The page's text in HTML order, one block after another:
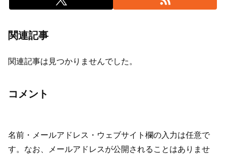
関連記事
関連記事は見つかりませんでした。
コメント
名前・メールアドレス・ウェブサイト欄の入力は任意で
す。なお、メールアドレスが公開されることはありませ